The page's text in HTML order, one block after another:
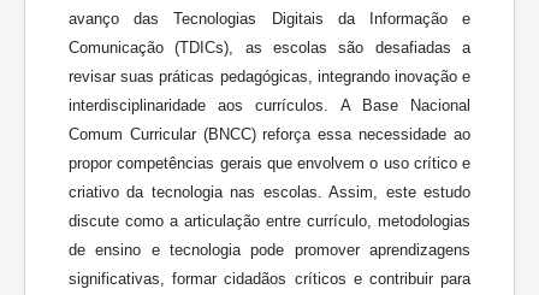
avanço das Tecnologias Digitais da Informação e
Comunicação (TDICs), as escolas são desafiadas a
revisar suas práticas pedagógicas, integrando inovação e
interdisciplinaridade aos currículos. A Base Nacional
Comum Curricular (BNCC) reforça essa necessidade ao
propor competências gerais que envolvem o uso crítico e
criativo da tecnologia nas escolas. Assim, este estudo
discute como a articulação entre currículo, metodologias
de ensino e tecnologia pode promover aprendizagens
significativas, formar cidadãos críticos e contribuir para